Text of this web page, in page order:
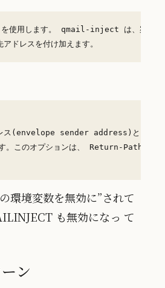
を使用します。 qmail-inject は、宛先に
レス(envelope sender address)とし
。このオプションは、 Return-Path とす
環境変数を無効に”されて
も無効になっ て
ン